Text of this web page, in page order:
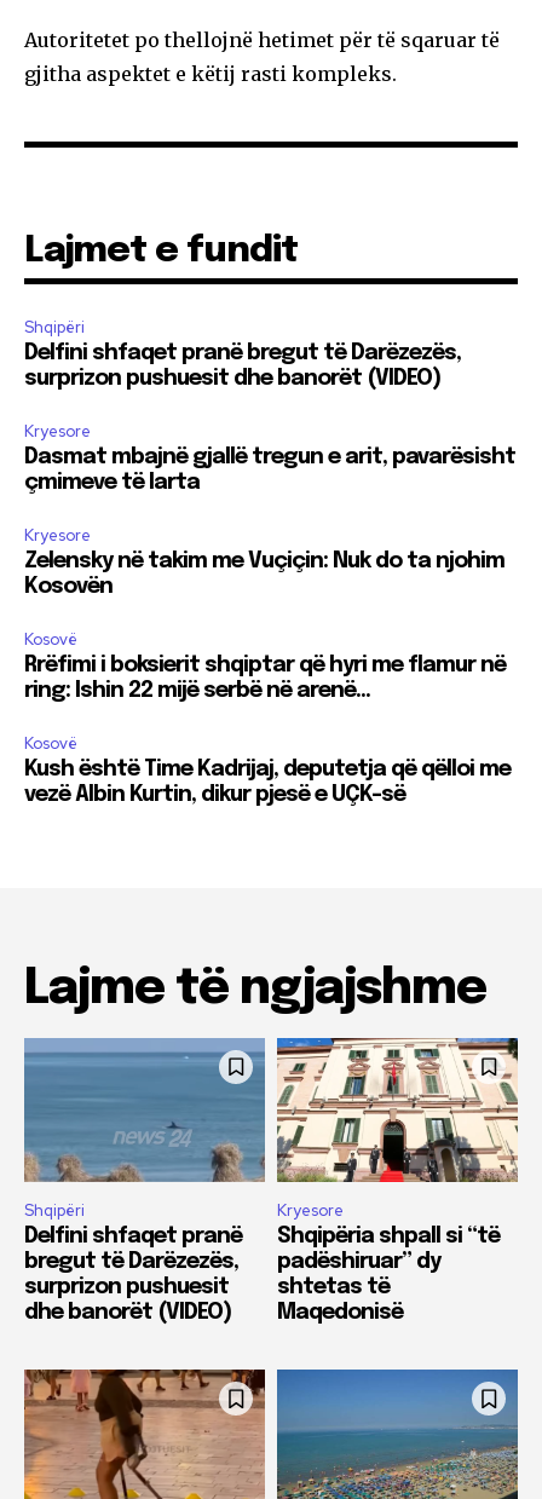
Autoritetet po thellojnë hetimet për të sqaruar të
gjitha aspektet e këtij rasti kompleks.
Lajmet e fundit
Shqipëri
Delfini shfaqet pranë bregut të Darëzezës,
surprizon pushuesit dhe banorët (VIDEO)
Kryesore
Dasmat mbajnë gjallë tregun e arit, pavarësisht
çmimeve të larta
Kryesore
Zelensky në takim me Vuçiçin: Nuk do ta njohim
Kosovën
Kosovë
Rrëfimi i boksierit shqiptar që hyri me flamur në
ring: Ishin 22 mijë serbë në arenë…
Kosovë
Kush është Time Kadrijaj, deputetja që qëlloi me
vezë Albin Kurtin, dikur pjesë e UÇK-së
Lajme të ngjajshme
Shqipëri
Delfini shfaqet pranë
bregut të Darëzezës,
surprizon pushuesit
dhe banorët (VIDEO)
Kryesore
Shqipëria shpall si “të
padëshiruar” dy
shtetas të
Maqedonisë